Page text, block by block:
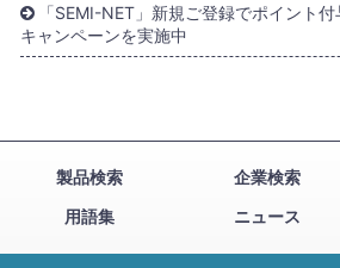
「SEMI-NET」新規ご登録でポイント
キャンペーンを実施中
製品検索 企業検索
用語集
ニュース